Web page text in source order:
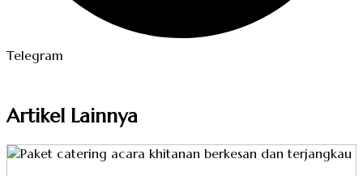
Telegram
Artikel Lainnya